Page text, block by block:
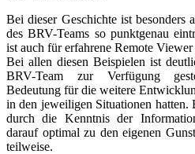
Bei dieser Geschichte ist besonders
des BRV-Teams so punktgenau
ist auch für erfahrene Remote
Bei allen diesen Beispielen ist
BRV-Team zur Verfügung
Bedeutung für die weitere
in den jeweiligen Situationen hatten.
durch die Kenntnis der
darauf optimal zu den eigenen
teilweise.